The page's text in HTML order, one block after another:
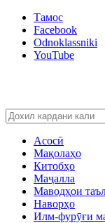
Тамос
Facebook
Odnoklassniki
YouTube
Асосӣ
Мақолаҳо
Китобҳо
Маҷалла
Маводҳои
Наворҳо
Илм-фурӯғи